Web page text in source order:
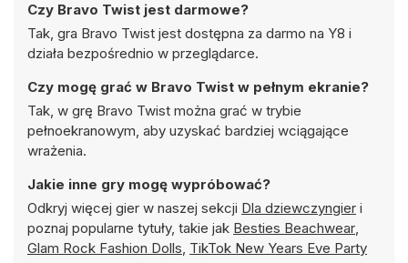
Czy Bravo Twist jest darmowe?
Tak, gra Bravo Twist jest dostępna za darmo na Y8 i
działa bezpośrednio w przeglądarce.
Czy mogę grać w Bravo Twist w pełnym ekranie?
Tak, w grę Bravo Twist można grać w trybie
pełnoekranowym, aby uzyskać bardziej wciągające
wrażenia.
Jakie inne gry mogę wypróbować?
Odkryj więcej gier w naszej sekcji Dla dziewczyngier i
poznaj popularne tytuły, takie jak Besties Beachwear,
Glam Rock Fashion Dolls, TikTok New Years Eve Party